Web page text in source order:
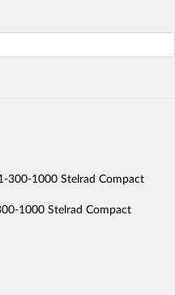
1000 Stelrad Compact